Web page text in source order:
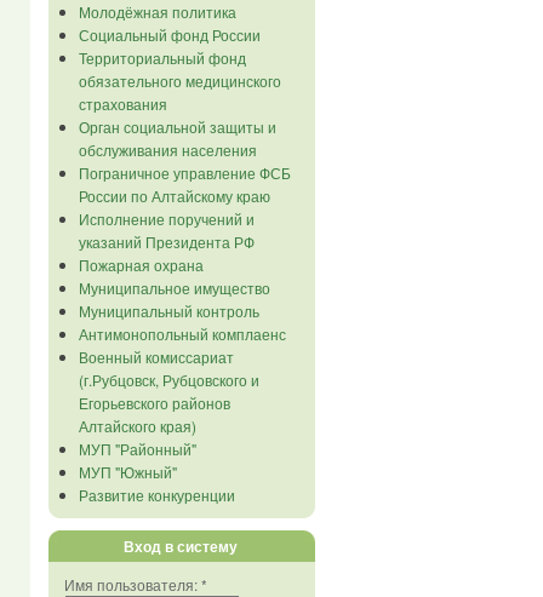
Молодёжная политика
Социальный фонд России
Территориальный фонд
обязательного медицинского
страхования
Орган социальной защиты и
обслуживания населения
Пограничное управление ФСБ
России по Алтайскому краю
Исполнение поручений и
указаний Президента РФ
Пожарная охрана
Муниципальное имущество
Муниципальный контроль
Антимонопольный комплаенс
Военный комиссариат
(г.Рубцовск, Рубцовского и
Егорьевского районов
Алтайского края)
МУП "Районный"
МУП "Южный"
Развитие конкуренции
Вход в систему
Имя пользователя:*